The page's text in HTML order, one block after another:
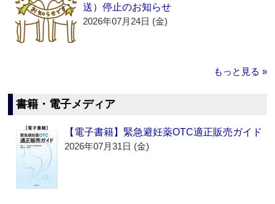
送）停止のお知らせ
2026年07月24日 (金)
もっと見る »
書籍・電子メディア
【電子書籍】緊急避妊薬OTC適正販売ガイド
2026年07月31日 (金)